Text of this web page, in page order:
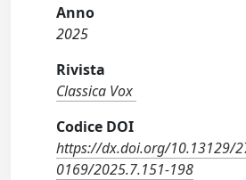
Anno
2025
Rivista
Classica Vox
Codice DOI
https://dx.doi.org/10.13129/
0169/2025.7.151-198